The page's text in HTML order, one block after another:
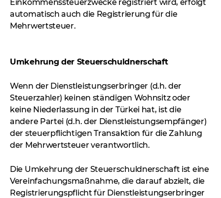
Einkommenssteuerzwecke registriert wird, erfolgt
automatisch auch die Registrierung für die
Mehrwertsteuer.
Umkehrung der Steuerschuldnerschaft
Wenn der Dienstleistungserbringer (d.h. der
Steuerzahler) keinen ständigen Wohnsitz oder
keine Niederlassung in der Türkei hat, ist die
andere Partei (d.h. der Dienstleistungsempfänger)
der steuerpflichtigen Transaktion für die Zahlung
der Mehrwertsteuer verantwortlich.
Die Umkehrung der Steuerschuldnerschaft ist eine
Vereinfachungsmaßnahme, die darauf abzielt, die
Registrierungspflicht für Dienstleistungserbringer